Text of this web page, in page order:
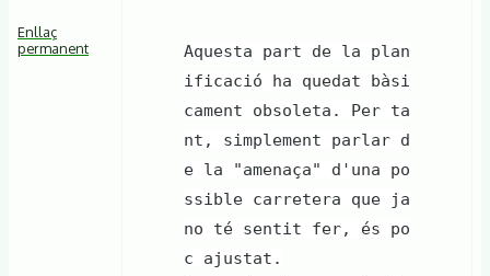
Enllaç
permanent
Aquesta part de la plan
ificació ha quedat bàsi
cament obsoleta. Per ta
nt, simplement parlar d
e la "amenaça" d'una po
ssible carretera que ja
no té sentit fer, és po
c ajustat.